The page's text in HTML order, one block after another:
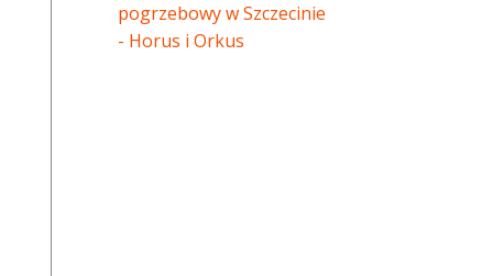
pogrzebowy w Szczecinie
- Horus i Orkus